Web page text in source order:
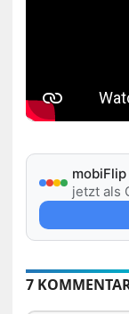
jetzt als
7